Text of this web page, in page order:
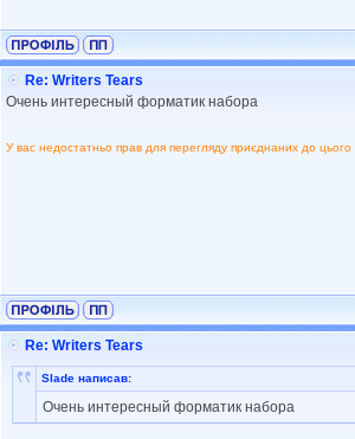
Re: Writers Tears
Очень интересный форматик набора
У вас недостатньо прав для перегляду приєднаних до цього
Re: Writers Tears
Slade написав:
Очень интересный форматик набора